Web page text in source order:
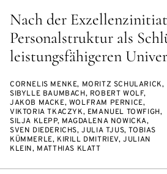
Nach der
Personalstruktur als
leistungsfähigeren
CORNELIS MENKE, MORITZ SCHULARICK,
SIBYLLE BAUMBACH, ROBERT WOLF,
JAKOB MACKE, WOLFRAM PERNICE,
VIKTORIA TKACZYK, EMANUEL TOWFIGH,
SILJA KLEPP, MAGDALENA NOWICKA,
SVEN DIEDERICHS, JULIA TJUS, TOBIAS
KÜMMERLE, KIRILL DMITRIEV, JULIAN
KLEIN, MATTHIAS KLATT